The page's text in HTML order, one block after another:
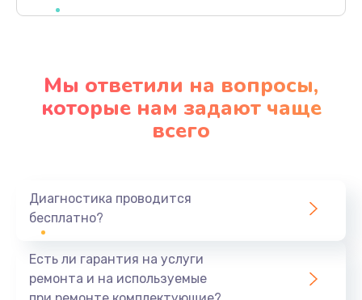
Заказать
Профилактическая чистка
Заказать
Мы ответили на вопросы,
которые нам задают чаще
всего
Диагностика проводится
бесплатно?
Есть ли гарантия на услуги
ремонта и на используемые